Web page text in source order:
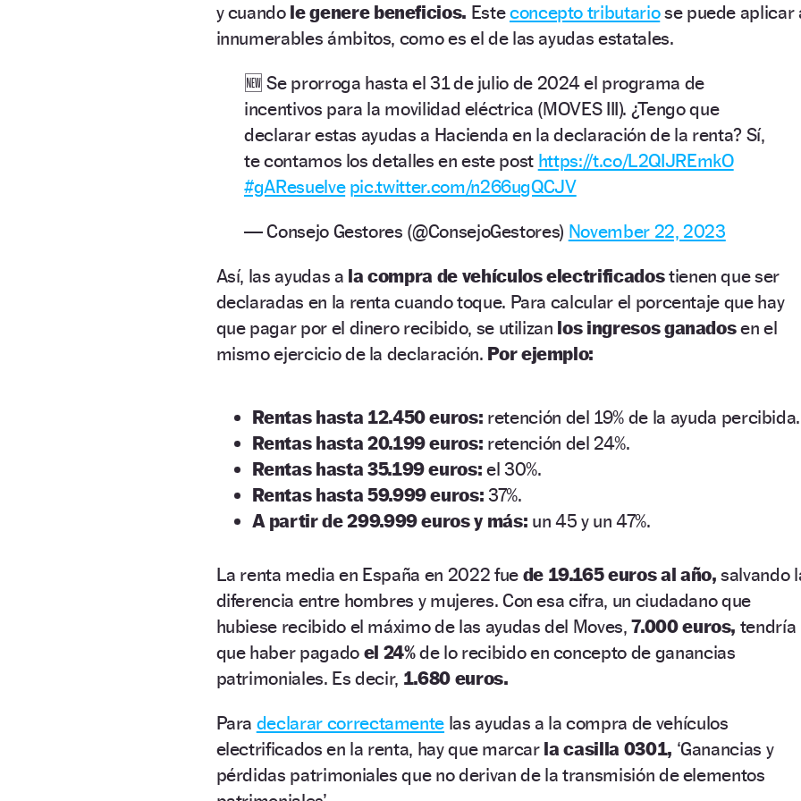
y cuando le genere beneficios. Esteconcepto tributariose puede aplicar
innumerables ámbitos, como es el de las ayudas estatales.
🆕 Se prorroga hasta el 31 de julio de 2024 el programa de
incentivos para la movilidad eléctrica (MOVES III). ¿Tengo que
declarar estas ayudas a Hacienda en la declaración de la renta? Sí,
te contamos los detalles en este post https://t.co/L2QIJREmkO
#gAResuelve pic.twitter.com/n266ugQCJV
— Consejo Gestores (@ConsejoGestores) November 22, 2023
Así, las ayudas a la compra de vehículos electrificadostienen que ser
declaradas en la renta cuando toque. Para calcular el porcentaje que hay
que pagar por el dinero recibido, se utilizan los ingresos ganadosen el
mismo ejercicio de la declaración. Por ejemplo:
Rentas hasta 12.450 euros: retención del 19% de la ayuda percibida.
Rentas hasta 20.199 euros: retención del 24%.
Rentas hasta 35.199 euros: el 30%.
Rentas hasta 59.999 euros: 37%.
A partir de 299.999 euros y más: un 45 y un 47%.
La renta media en España en 2022 fue de 19.165 euros al año,salvando
diferencia entre hombres y mujeres. Con esa cifra, un ciudadano que
hubiese recibido el máximo de las ayudas del Moves, 7.000 euros, tendría
que haber pagado el 24%de lo recibido en concepto de ganancias
patrimoniales. Es decir, 1.680 euros.
Para declarar correctamente las ayudas a la compra de vehículos
electrificados en la renta, hay que marcar la casilla 0301, ‘Ganancias y
pérdidas patrimoniales que no derivan de la transmisión de elementos